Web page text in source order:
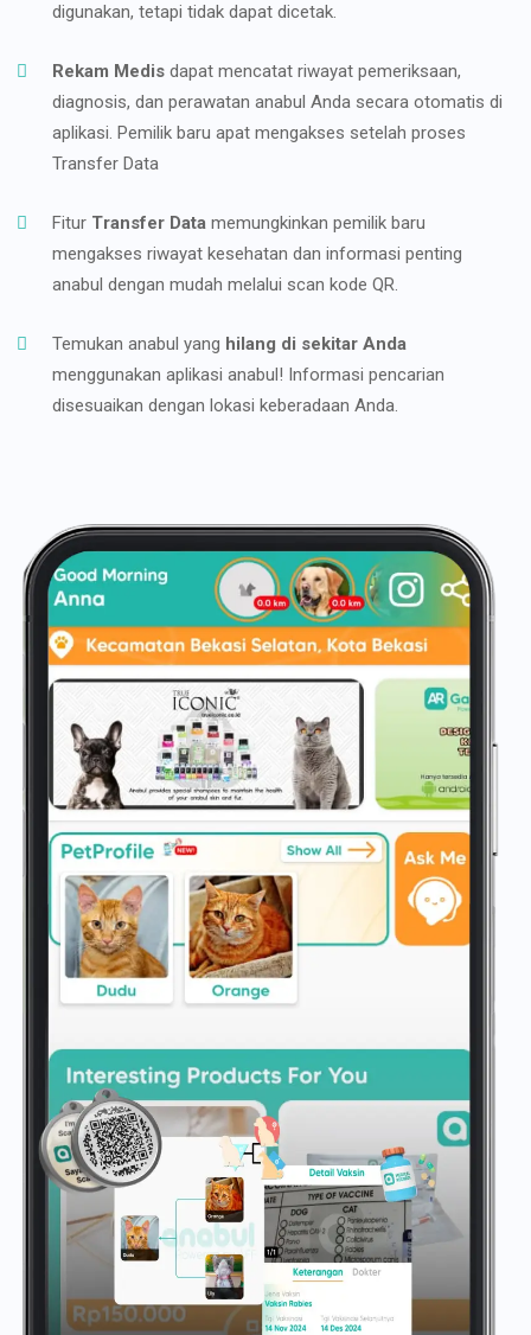
digunakan, tetapi tidak dapat dicetak.
Rekam Medis dapat mencatat riwayat pemeriksaan,
diagnosis, dan perawatan anabul Anda secara otomatis di
aplikasi. Pemilik baru apat mengakses setelah proses
Transfer Data
Fitur Transfer Data memungkinkan pemilik baru
mengakses riwayat kesehatan dan informasi penting
anabul dengan mudah melalui scan kode QR.
Temukan anabul yang hilang di sekitar Anda
menggunakan aplikasi anabul! Informasi pencarian
disesuaikan dengan lokasi keberadaan Anda.